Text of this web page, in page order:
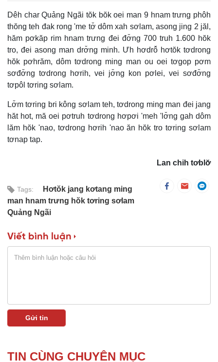
Dêh char Quảng Ngãi tŏk bŏk oei man 9 hnam trưng phôh
thŏng teh đak rong 'me tơ̆ dôm xah sơlam, asong jing 2 jăl,
hăm pơkăp rim hnam trưng đei đơ̆ng 700 truh 1.600 hŏk
tro, đei asong man drơ̆ng minh. Ưh hơdrô̆ hơtŏk tơdrong
hŏk pơhrăm, dôm tơdrong ming man ou oei tơgop pơm
sơđơ̆ng tơdrong hơrih, vei jơ̆ng kon pơlei, vei sơđơ̆ng
tơpôl tơring sơlam.
Lơ̆m tơring bri kông sơlam teh, tơdrong ming man đei jang
hăt hot, mă oei pơtruh tơdrong hơpơi 'meh 'lơ̆ng gah dôm
lăm hŏk 'nao, tơdrong hơrih 'nao ăn hŏk tro tơring sơlam
tơnap tap.
Lan chih tơblơ̆
Tags:
Hơtŏk jang kơtang ming
man hnam trưng hŏk tơring sơlam
Quảng Ngãi
Viết bình luận
TIN CÙNG CHUYÊN MỤC